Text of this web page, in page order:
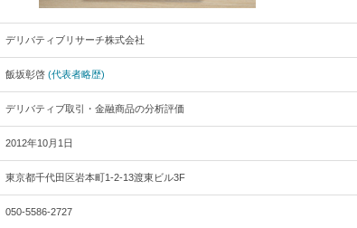
デリバティブリサーチ株式会社
飯坂彰啓 (代表者略歴)
デリバティブ取引・金融商品の分析評価
2012年10月1日
東京都千代田区岩本町1-2-13渡東ビル3F
050-5586-2727